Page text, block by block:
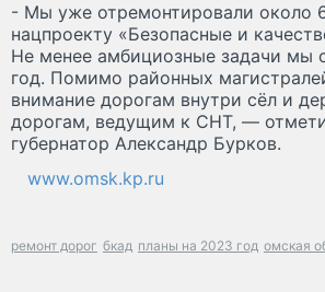
- Мы уже отремонтировали около
нацпроекту «Безопасные и
Не менее амбициозные задачи мы
год. Помимо районных
внимание дорогам внутри сёл и
дорогам, ведущим к СНТ, —
губернатор Александр Бурков.
www.omsk.kp.ru
ремонт дорог бкад планы на 2023 год омская